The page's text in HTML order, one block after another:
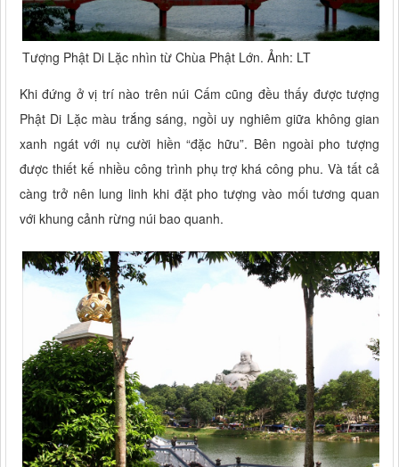
Tượng Phật Di Lặc nhìn từ Chùa Phật Lớn. Ảnh: LT
Khi đứng ở vị trí nào trên núi Cấm cũng đều thấy được tượng
Phật Di Lặc màu trắng sáng, ngồi uy nghiêm giữa không gian
xanh ngát với nụ cười hiền “đặc hữu”. Bên ngoài pho tượng
được thiết kế nhiều công trình phụ trợ khá công phu. Và tất cả
càng trở nên lung linh khi đặt pho tượng vào mối tương quan
với khung cảnh rừng núi bao quanh.